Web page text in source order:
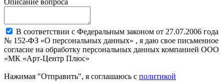
Описание вопроса
В соответствии с Федеральным законом от 27.07.2006 года
№ 152-ФЗ «О персональных данных» , я даю свое письменное
согласие на обработку персональных данных компанией ООО
«МК «Арт-Центр Плюс»
Нажимая "Отправить", я соглашаюсь с политикой